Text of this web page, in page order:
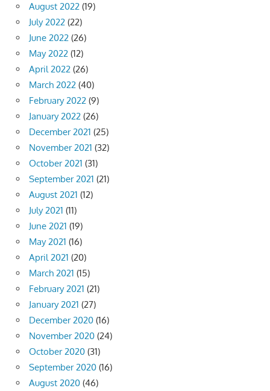
August 2022 (19)
July 2022 (22)
June 2022 (26)
May 2022 (12)
April 2022 (26)
March 2022 (40)
February 2022 (9)
January 2022 (26)
December 2021 (25)
November 2021 (32)
October 2021 (31)
September 2021 (21)
August 2021 (12)
July 2021 (11)
June 2021 (19)
May 2021 (16)
April 2021 (20)
March 2021 (15)
February 2021 (21)
January 2021 (27)
December 2020 (16)
November 2020 (24)
October 2020 (31)
September 2020 (16)
August 2020 (46)